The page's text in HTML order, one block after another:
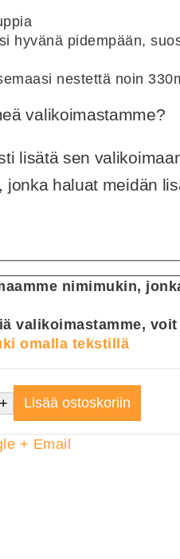
hyvänä pidempään,
nestettä noin
valikoimastamme?
lisätä sen
haluat meidän
nimimukin,
valikoimastamme,
omalla tekstillä
+ Lisää ostoskoriin
+ Email